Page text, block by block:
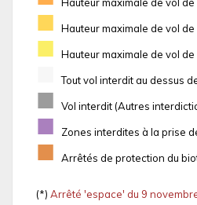
Hauteur maximale de vol de
■ Hauteur maximale de vol de
■ Hauteur maximale de vol de
Tout vol interdit au dessus
■ Vol interdit (Autres
■ Zones interdites à la prise
■ Arrêtés de protection du
(*) Arrêté 'espace' du 9